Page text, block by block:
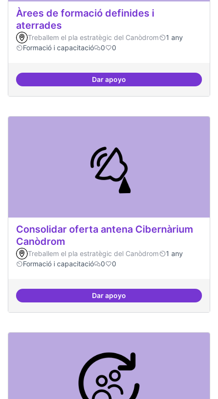
Àrees de formació definides i
aterrades
Treballem el pla estratègic del Canòdrom
1 any
Formació i capacitació
0 0
Dar apoyoÀrees de formació definides i
Consolidar oferta antena Cibernàrium
Canòdrom
Treballem el pla estratègic del Canòdrom
1 any
Formació i capacitació
0 0
Dar apoyoConsolidar oferta antena